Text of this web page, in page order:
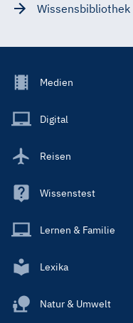
Wissensbibliothek
Footer
Main
Medien
Digital
Reisen
Wissenstest
Lernen & Familie
Lexika
Natur & Umwelt